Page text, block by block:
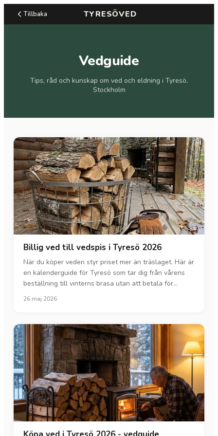
Tillbaka TYRESÖVED
Vedguide
Tips, råd och kunskap om ved och eldning i Tyresö,
Stockholm
Billig ved till vedspis i Tyresö 2026
När du köper veden styr priset mer än träslaget. Här är
en kalenderguide för Tyresö som tar dig från vårens
beställning till vinterns brasa utan att betala för
mycket.
26 maj 2026